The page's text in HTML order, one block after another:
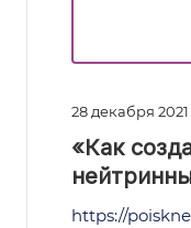
28 декабря 2021
«Как
https://